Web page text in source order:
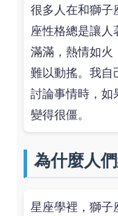
很多人在和獅子
座性格總是讓人
滿滿，熱情如火
難以動搖。我自
討論事情時，如
變得很僵。
為什麼人
星座學裡，獅子